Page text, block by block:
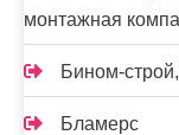
монтажная
Бином-
Бламерс